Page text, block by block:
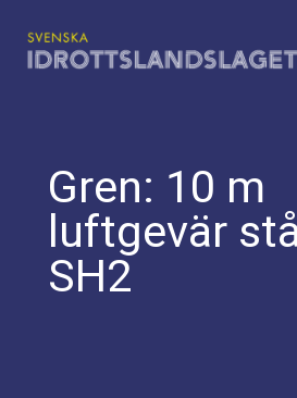
till
Gren: 10 m
luftgevär
SH2